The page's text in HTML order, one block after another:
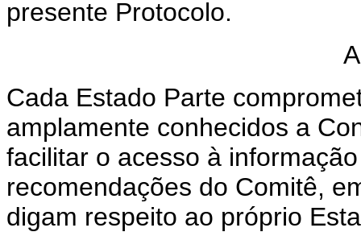
presente Protocolo.
Cada Estado Parte
amplamente conhecidos a
facilitar o acesso à
recomendações do Comitê,
digam respeito ao próprio